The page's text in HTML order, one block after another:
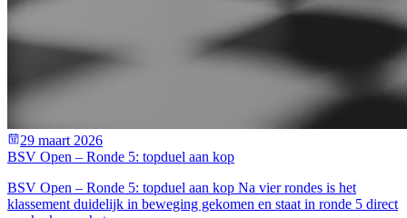
29 maart 2026
BSV Open – Ronde 5: topduel aan kop
BSV Open – Ronde 5: topduel aan kop Na vier rondes is het
klassement duidelijk in beweging gekomen en staat in ronde 5 direct